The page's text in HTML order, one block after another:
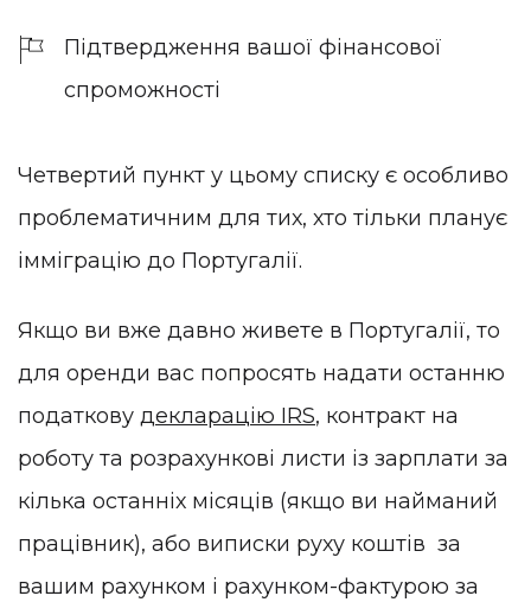
Підтвердження вашої фінансової
спроможності
Четвертий пункт у цьому списку є особливо
проблематичним для тих, хто тільки планує
імміграцію до Португалії.
Якщо ви вже давно живете в Португалії, то
для оренди вас попросять надати останню
податкову декларацію IRS, контракт на
роботу та розрахункові листи із зарплати за
кілька останніх місяців (якщо ви найманий
працівник), або виписки руху коштів за
вашим рахунком і рахунком-фактурою за